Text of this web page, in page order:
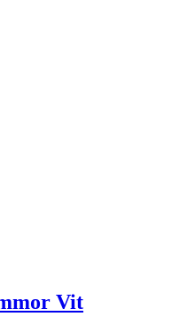
Vit